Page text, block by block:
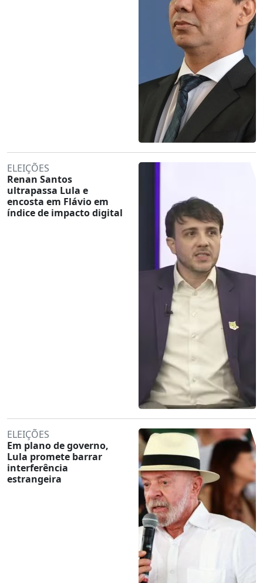
ELEIÇÕES
Renan Santos
ultrapassa Lula e
encosta em Flávio em
índice de impacto digital
ELEIÇÕES
Em plano de governo,
Lula promete barrar
interferência
estrangeira